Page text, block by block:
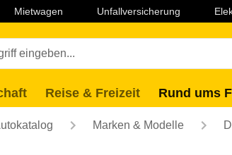
Mietwagen Unfallversicherung
Reise & Freizeit Rund ums
Marken & Modelle